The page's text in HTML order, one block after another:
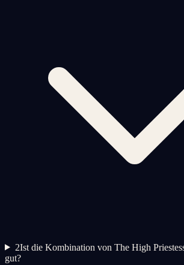
2Ist die Kombination von The High
gut?